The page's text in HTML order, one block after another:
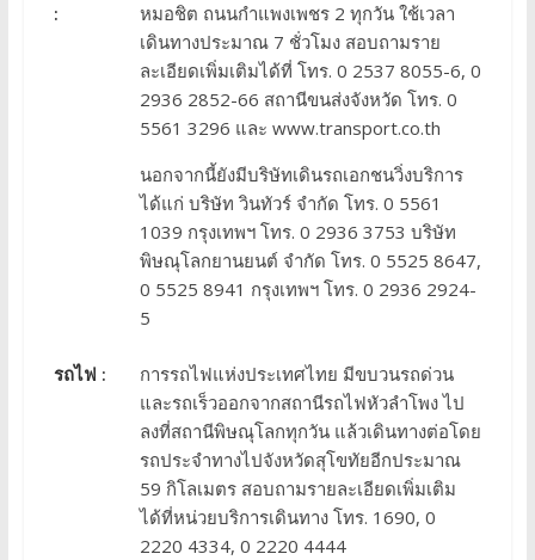
:
หมอชิต ถนนกำแพงเพชร 2 ทุกวัน ใช้เวลา
เดินทางประมาณ 7 ชั่วโมง สอบถามราย
ละเอียดเพิ่มเติมได้ที่ โทร. 0 2537 8055-6, 0
2936 2852-66 สถานีขนส่งจังหวัด โทร. 0
5561 3296 และ www.transport.co.th
นอกจากนี้ยังมีบริษัทเดินรถเอกชนวิ่งบริการ
ได้แก่ บริษัท วินทัวร์ จำกัด โทร. 0 5561
1039 กรุงเทพฯ โทร. 0 2936 3753 บริษัท
พิษณุโลกยานยนต์ จำกัด โทร. 0 5525 8647,
0 5525 8941 กรุงเทพฯ โทร. 0 2936 2924-
5
รถไฟ :
การรถไฟแห่งประเทศไทย มีขบวนรถด่วน
และรถเร็วออกจากสถานีรถไฟหัวลำโพง ไป
ลงที่สถานีพิษณุโลกทุกวัน แล้วเดินทางต่อโดย
รถประจำทางไปจังหวัดสุโขทัยอีกประมาณ
59 กิโลเมตร สอบถามรายละเอียดเพิ่มเติม
ได้ที่หน่วยบริการเดินทาง โทร. 1690, 0
2220 4334, 0 2220 4444